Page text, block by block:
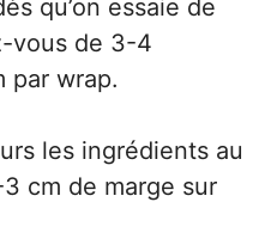
qu’on essaie de
vous de 3-4
par wrap.
les ingrédients au
cm de marge sur